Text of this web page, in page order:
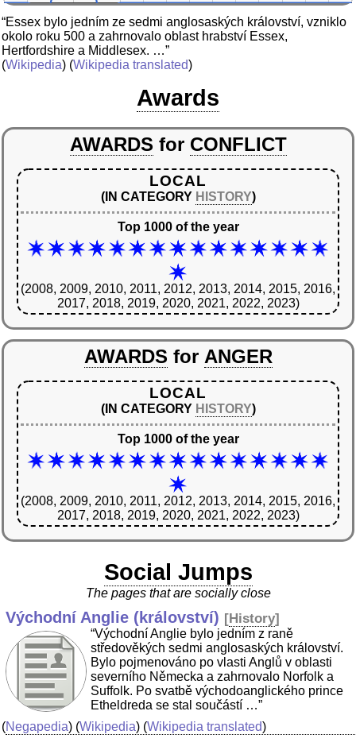
“Essex bylo jedním ze sedmi anglosaských království, vzniklo
okolo roku 500 a zahrnovalo oblast hrabství Essex,
Hertfordshire a Middlesex. …”
(Wikipedia) (Wikipedia translated)
Awards
AWARDS for CONFLICT
LOCAL
(IN CATEGORY HISTORY)
Top 1000 of the year
(2008, 2009, 2010, 2011, 2012, 2013, 2014, 2015, 2016,
2017, 2018, 2019, 2020, 2021, 2022, 2023)
AWARDS for ANGER
LOCAL
(IN CATEGORY HISTORY)
Top 1000 of the year
(2008, 2009, 2010, 2011, 2012, 2013, 2014, 2015, 2016,
2017, 2018, 2019, 2020, 2021, 2022, 2023)
Social Jumps
The pages that are socially close
Východní Anglie (království) [History]
“Východní Anglie bylo jedním z raně
středověkých sedmi anglosaských království.
Bylo pojmenováno po vlasti Anglů v oblasti
severního Německa a zahrnovalo Norfolk a
Suffolk. Po svatbě východoanglického prince
Etheldreda se stal součástí …”
(Negapedia) (Wikipedia) (Wikipedia translated)